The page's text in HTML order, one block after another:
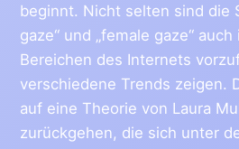
beginnt. Nicht selten sind die
gaze“ und „female gaze“
Bereichen des Internets
verschiedene Trends zeigen.
auf eine Theorie von Laura
zurückgehen, die sich unter